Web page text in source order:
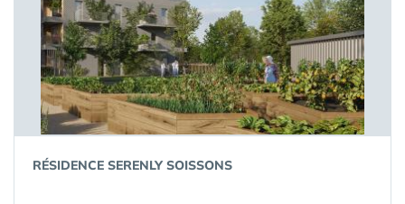
RÉSIDENCE SERENLY SOISSONS